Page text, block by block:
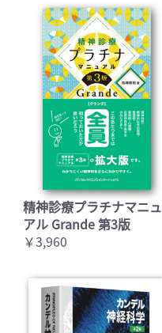
精神診療プラチナマニュ
アル Grande 第3版
￥3,960